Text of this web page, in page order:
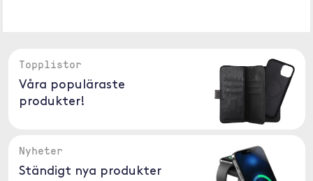
Topplistor
Våra populäraste
produkter!
Nyheter
Ständigt nya produkter